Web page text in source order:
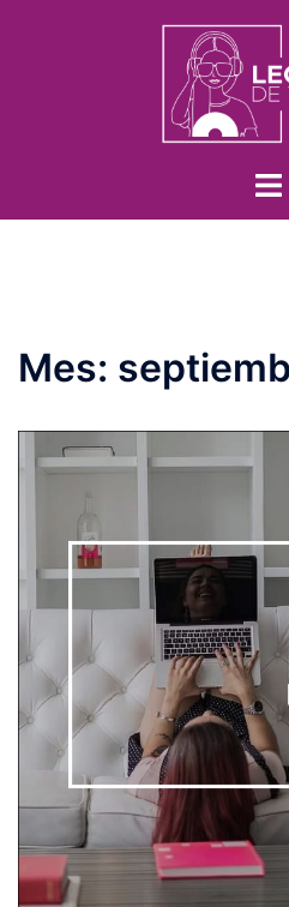
Mes: